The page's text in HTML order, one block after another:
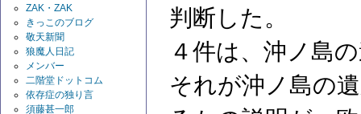
ZAK・ZAK
きっこのブログ
敬天新聞
狼魔人日記
メンバー
二階堂ドットコム
依存症の独り言
須藤甚一郎
判断した。
４件は、沖ノ島
それが沖ノ島の